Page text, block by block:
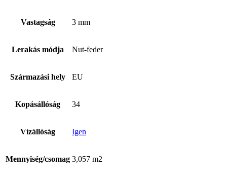
Vastagság 3 mm
Lerakás módja Nut-feder
Származási hely EU
Kopásállóság 34
Vízállóság Igen
Mennyiség/csomag 3,057 m2